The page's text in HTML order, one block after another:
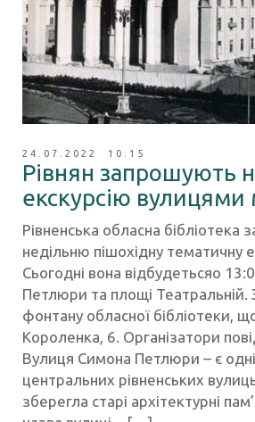
24.07.2022 10:15
Рівнян запрошують
екскурсію вулицями
Рівненська обласна бібліотека
недільню пішохідну тематичну
Сьогодні вона відбудетьсяо
Петлюри та площі Театральній.
фонтану обласної бібліотеки,
Короленка, 6. Організатори
Вулиця Симона Петлюри – є
центральних рівненських
зберегла старі архітектурні